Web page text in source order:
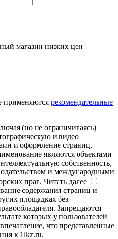
магазин низких цен
применяются рекомендательные
(но не ограничиваясь)
и видео
и оформление страниц,
являются объектами
собственность,
и международными
прав. Читать далее
содержания страниц и
площадках без
Запрещаются
которых у пользователей
что представленные
к 1lkz.ru.